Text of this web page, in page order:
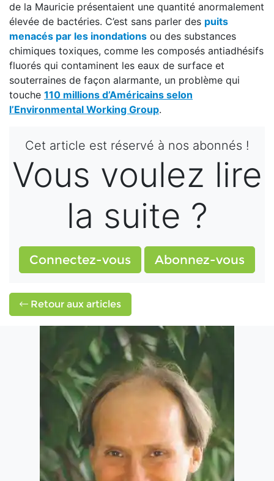
de la Mauricie présentaient une quantité anormalement
élevée de bactéries. C’est sans parler des puits
menacés par les inondations ou des substances
chimiques toxiques, comme les composés antiadhésifs
fluorés qui contaminent les eaux de surface et
souterraines de façon alarmante, un problème qui
touche 110 millions d’Américains selon
l’Environmental Working Group.
Cet article est réservé à nos abonnés !
Vous voulez lire
la suite ?
Connectez-vous Abonnez-vous
Retour aux articles